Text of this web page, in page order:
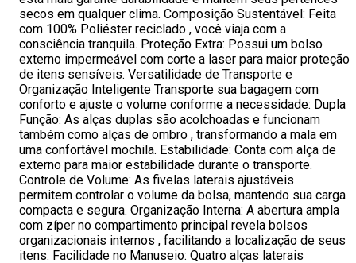
secos em qualquer clima. Composição Sustentável: Feita
com 100% Poliéster reciclado , você viaja com a
consciência tranquila. Proteção Extra: Possui um bolso
externo impermeável com corte a laser para maior proteção
de itens sensíveis. Versatilidade de Transporte e
Organização Inteligente Transporte sua bagagem com
conforto e ajuste o volume conforme a necessidade: Dupla
Função: As alças duplas são acolchoadas e funcionam
também como alças de ombro , transformando a mala em
uma confortável mochila. Estabilidade: Conta com alça de
externo para maior estabilidade durante o transporte.
Controle de Volume: As fivelas laterais ajustáveis
permitem controlar o volume da bolsa, mantendo sua carga
compacta e segura. Organização Interna: A abertura ampla
com zíper no compartimento principal revela bolsos
organizacionais internos , facilitando a localização de seus
itens. Facilidade no Manuseio: Quatro alças laterais